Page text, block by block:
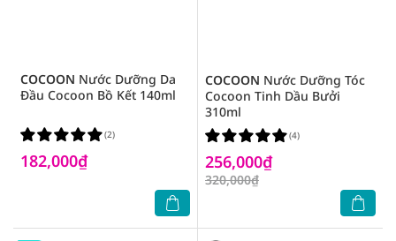
COCOON Nước Dưỡng Da
Đầu Cocoon Bồ Kết 140ml
182,000₫
(2)
COCOON Nước Dưỡng Tóc
Cocoon Tinh Dầu Bưởi
310ml
256,000₫
320,000₫
(4)